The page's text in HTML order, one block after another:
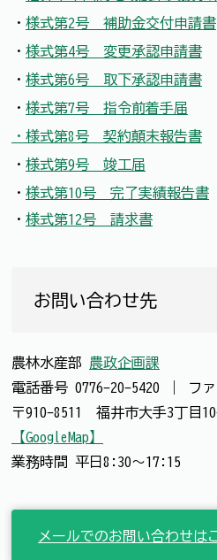
・ 様式第2号 補助金交付申請書
・ 様式第4号 変更承認申請書
・ 様式第6号 取下承認申請書
・ 様式第7号 指令前着手届
・様式第8号 契約顛末報告書
・ 様式第9号 竣工届
・ 様式第10号 完了実績報告書
・ 様式第12号 請求書
お問い合わせ先
農林水産部 農政企画課
電話番号 0776-20-5420 フ
〒910-8511 福井市大手3丁目
【GoogleMap】
業務時間 平日8:30～17:15
メールでのお問い合わせは